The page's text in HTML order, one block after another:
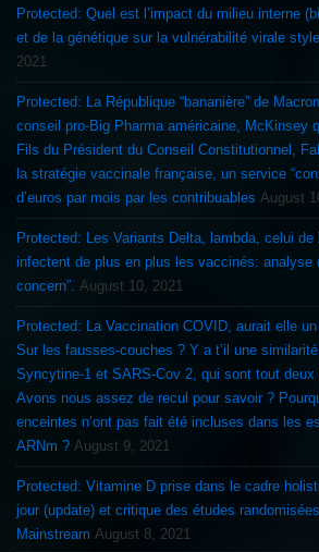
Protected: Quel est l’impact du milieu interne
et de la génétique sur la vulnérabilité virale
2021
Protected: La République “bananière” de
conseil pro-Big Pharma américaine, McKinsey
Fils du Président du Conseil Constitutionnel,
la stratégie vaccinale française, un service
d’euros par mois par les contribuables August
Protected: Les Variants Delta, lambda, celui de
infectent de plus en plus les vaccinés: analyse
concern”. August 10, 2021
Protected: La Vaccination COVID, aurait elle
Sur les fausses-couches ? Y a t’il une
Syncytine-1 et SARS-Cov 2, qui sont tout deux
Avons nous assez de recul pour savoir ?
enceintes n’ont pas fait été incluses dans les
ARNm ? August 9, 2021
Protected: Vitamine D prise dans le cadre
jour (update) et critique des études
Mainstream August 8, 2021